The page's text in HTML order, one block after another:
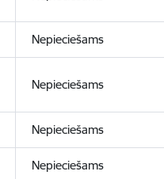
Nepieciešams
Nepieciešams
Nepieciešams
Nepieciešams